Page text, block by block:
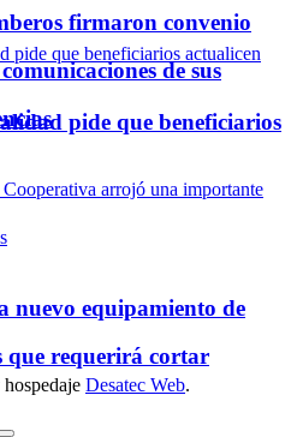
firmaron convenio
de sus
nuevo equipamiento de
que requerirá cortar
pide que beneficiarios
Desatec Web.